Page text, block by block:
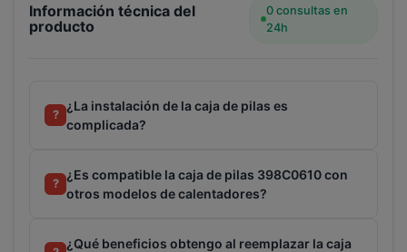
Información técnica del
producto
0 consultas en
24h
?
¿La instalación de la caja de pilas es
complicada?
?
¿Es compatible la caja de pilas 398C0610 con
otros modelos de calentadores?
¿Qué beneficios obtengo al reemplazar la caja
pilas calentador COINTRA (398C0610)